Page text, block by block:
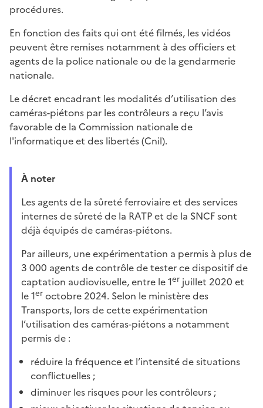
procédures.
En fonction des faits qui ont été filmés, les vidéos
peuvent être remises notamment à des officiers et
agents de la police nationale ou de la gendarmerie
nationale.
Le décret encadrant les modalités d’utilisation des
caméras-piétons par les contrôleurs a reçu l’avis
favorable de la Commission nationale de
l'informatique et des libertés (Cnil).
À noter
Les agents de la sûreté ferroviaire et des services
internes de sûreté de la RATP et de la SNCF sont
déjà équipés de caméras-piétons.
Par ailleurs, une expérimentation a permis à plus de
3 000 agents de contrôle de tester ce dispositif de
captation audiovisuelle, entre le 1er juillet 2020 et
le 1er octobre 2024. Selon le ministère des
Transports, lors de cette expérimentation
l’utilisation des caméras-piétons a notamment
permis de :
réduire la fréquence et l’intensité de situations
conflictuelles ;
diminuer les risques pour les contrôleurs ;